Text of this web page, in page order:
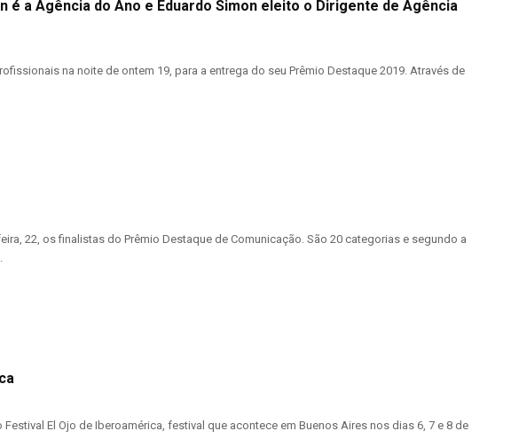
é a Agência do Ano e Eduardo Simon eleito o Dirigente de Agência
na noite de ontem 19, para a entrega do seu Prêmio Destaque 2019. Através de
22, os finalistas do Prêmio Destaque de Comunicação. São 20 categorias e segundo a
El Ojo de Iberoamérica, festival que acontece em Buenos Aires nos dias 6, 7 e 8 de